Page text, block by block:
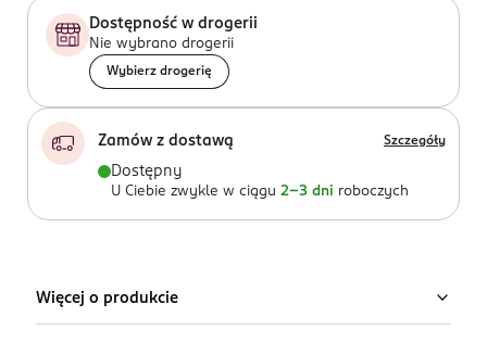
Dostępność w drogerii
Nie wybrano drogerii
Wybierz drogerię
Zamów z dostawą Szczegóły
Dostępny
U Ciebie zwykle w ciągu 2-3 dni roboczych
Więcej o produkcie